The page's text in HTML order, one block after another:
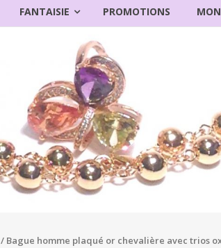
FANTAISIE PROMOTIONS
/ Bague homme plaqué or chevalière avec trios